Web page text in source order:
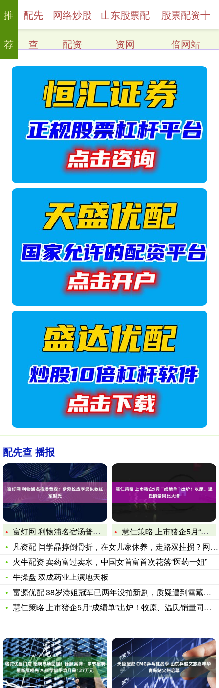
配先查 播报
富灯网 利物浦名宿汤普森：伊劳拉应享受执教红军时光
慧仁策略 上市猪企5月“成绩单”出炉！牧原、温氏销量同比大增
凡资配 闫学晶摔倒骨折，在女儿家休养，走路双拄拐？网友：罪有
火牛配资 卖药富过卖水，中国女首富首次花落“医药一姐”
牛操盘 双成药业上演地天板
富源优配 38岁港姐冠军已两年没拍新剧，质疑遭到雪藏，实际上
慧仁策略 上市猪企5月“成绩单”出炉！牧原、温氏销量同比大增
推
荐
配先
查
网络炒股
配资
山东股票配
资网
股票配资十
倍网站